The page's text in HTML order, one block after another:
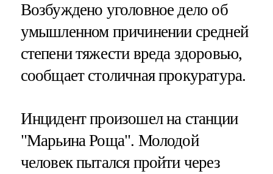
Возбуждено уголовное дело об
умышленном причинении средней
степени тяжести вреда здоровью,
сообщает столичная прокуратура.
Инцидент произошел на станции
"Марьина Роща". Молодой
человек пытался пройти через